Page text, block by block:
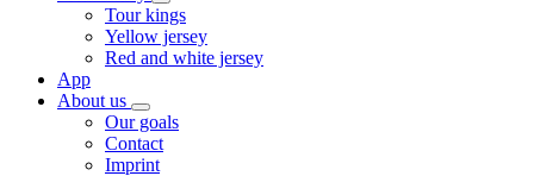
Tour kings
Yellow jersey
Red and white jersey
App
About us
Our goals
Contact
Imprint